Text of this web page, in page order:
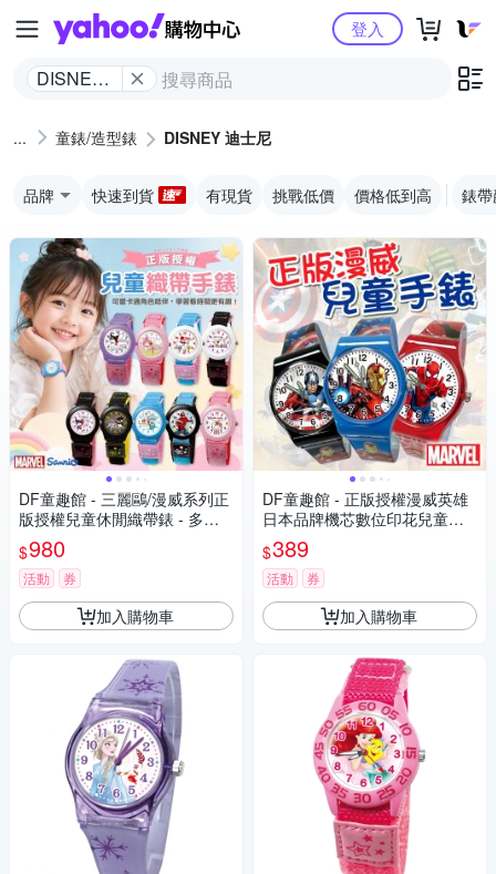
Yahoo購物中心
DISNEY
登入
童錶/造型錶 DISNEY 迪士尼
品牌 快速到貨 有現貨 挑戰低價 價格低到高 錶
DF童趣館 - 三麗鷗/漫威系列正
版授權兒童休閒織帶錶 - 多款
可選
$980
活動 券
加入購物車
DF童趣館 - 正版授權漫威英雄
日本品牌機芯數位印花兒童手
錶
$389
活動 券
加入購物車